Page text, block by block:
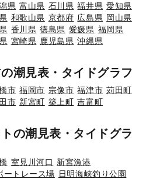
県 富山県 石川県 福井県 愛知県
和歌山県 京都府 広島県 岡山県
香川県 徳島県 愛媛県 福岡県
宮崎県 鹿児島県 沖縄県
潮見表・タイドグラフ
市 福岡市 宗像市 福津市 苅田町
市 新宮町 築上町 吉富町
の潮見表・タイドグラ
室見川河口 新宮漁港
ートレース場 日明海峡釣り公園